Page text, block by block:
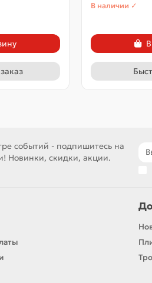
В наличии ✓
событий - подпишитесь на
Новинки, скидки, акции.